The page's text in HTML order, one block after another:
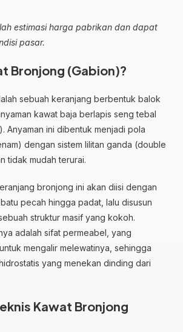
estimasi harga pabrikan dan dapat
pasar.
Bronjong (Gabion)?
sebuah keranjang berbentuk balok
kawat baja berlapis seng tebal
Anyaman ini dibentuk menjadi pola
dengan sistem lilitan ganda (double
tidak mudah terurai.
bronjong ini akan diisi dengan
pecah hingga padat, lalu disusun
struktur masif yang kokoh.
adalah sifat permeabel, yang
mengalir melewatinya, sehingga
yang menekan dinding dari
Kawat Bronjong